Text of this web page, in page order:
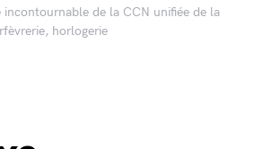
incontournable de la CCN unifiée de la
horlogerie